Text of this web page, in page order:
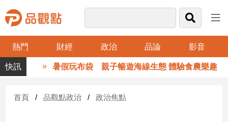
熱門 財經 政治 品論 影音
品
觀
財
暑假玩布袋 親子暢遊海線生態 體驗食農樂趣
首頁 品觀點政治 政治焦點